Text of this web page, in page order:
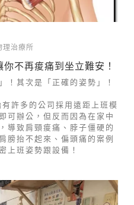
理治療所
不再痠痛到坐立難安！
！其次是「正確的姿勢」！
許多的公司採用遠距上班模
可辦公，但反而因為在家中
導致肩頸痠痛、脖子僵硬的
膀抬不起來、偏頭痛的案例
上班姿勢跟設備！